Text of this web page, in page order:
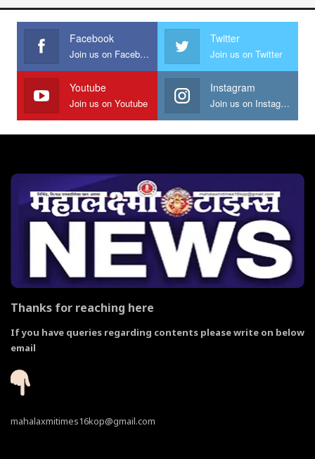
Facebook
Join us on Facebook
Twitter
Join us on Twitter
Youtube
Join us on Youtube
Instagram
Join us on Instagram
Thanks for reaching here
If you have queries regarding contents please write on below
email
mahalaxmitimes16kop@gmail.com